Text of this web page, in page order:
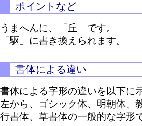
ポイントなど
うまへんに、「丘」です。
「駆」に書き換えられます。
書体による違い
書体による字形の違いを以下に
左から、ゴシック体、明朝体、
行書体、草書体の一般的な字形